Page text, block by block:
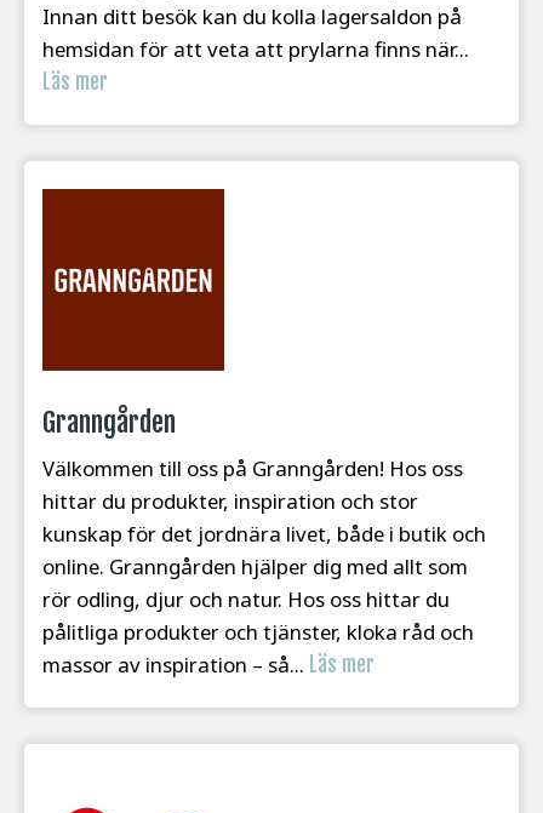
Innan ditt besök kan du kolla lagersaldon på
hemsidan för att veta att prylarna finns när...
Läs mer
Granngården
Välkommen till oss på Granngården! Hos oss
hittar du produkter, inspiration och stor
kunskap för det jordnära livet, både i butik och
online. Granngården hjälper dig med allt som
rör odling, djur och natur. Hos oss hittar du
pålitliga produkter och tjänster, kloka råd och
massor av inspiration – så... Läs mer